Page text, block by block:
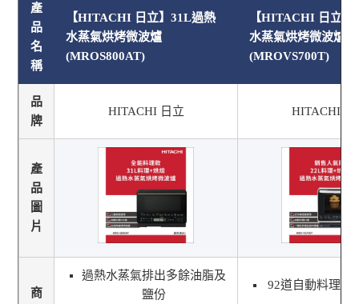
產
品
名
稱
【HITACHI 日立】31L過熱
水蒸氣烘烤微波爐
(MROS800AT)
【HITACHI 日立】
水蒸氣烘烤微波爐
(MROVS700T)
品
牌
HITACHI 日立 HITACHI 日
產
品
圖
片
商
過熱水蒸氣排出多餘油脂及
鹽份
92道自動料理、